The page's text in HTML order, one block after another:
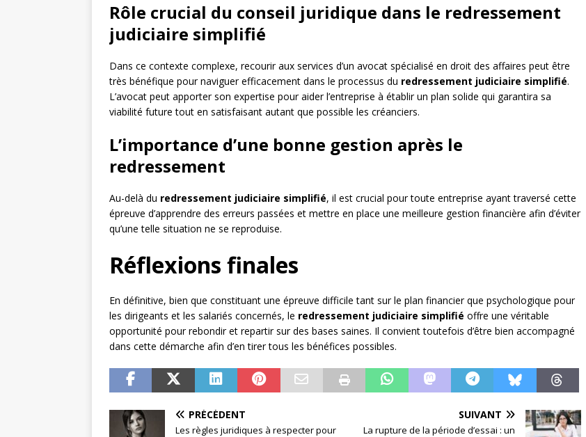
Rôle crucial du conseil juridique dans le redressement
judiciaire simplifié
Dans ce contexte complexe, recourir aux services d’un avocat spécialisé en droit des affaires peut être
très bénéfique pour naviguer efficacement dans le processus du redressement judiciaire simplifié.
L’avocat peut apporter son expertise pour aider l’entreprise à établir un plan solide qui garantira sa
viabilité future tout en satisfaisant autant que possible les créanciers.
L’importance d’une bonne gestion après le
redressement
Au-delà du redressement judiciaire simplifié, il est crucial pour toute entreprise ayant traversé cette
épreuve d’apprendre des erreurs passées et mettre en place une meilleure gestion financière afin d’éviter
qu’une telle situation ne se reproduise.
Réflexions finales
En définitive, bien que constituant une épreuve difficile tant sur le plan financier que psychologique pour
les dirigeants et les salariés concernés, le redressement judiciaire simplifié offre une véritable
opportunité pour rebondir et repartir sur des bases saines. Il convient toutefois d’être bien accompagné
dans cette démarche afin d’en tirer tous les bénéfices possibles.
PRÉCÉDENT
Les règles juridiques à respecter pour
SUIVANT
La rupture de la période d’essai : un